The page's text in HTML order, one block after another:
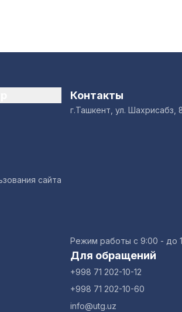
сайта
Контакты
г.Ташкент, ул. Шахрисабз,
Режим работы с 9:00 - до
Для обращений
+998 71 202-10-12
+998 71 202-10-60
info@utg.uz